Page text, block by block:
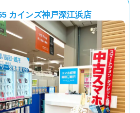
カインズ神戸深江浜店